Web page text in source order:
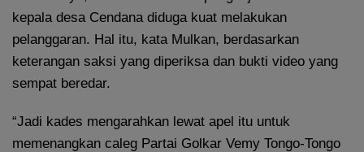
kepala desa Cendana diduga kuat melakukan
pelanggaran. Hal itu, kata Mulkan, berdasarkan
keterangan saksi yang diperiksa dan bukti video yang
sempat beredar.
“Jadi kades mengarahkan lewat apel itu untuk
memenangkan caleg Partai Golkar Vemy Tongo-Tongo